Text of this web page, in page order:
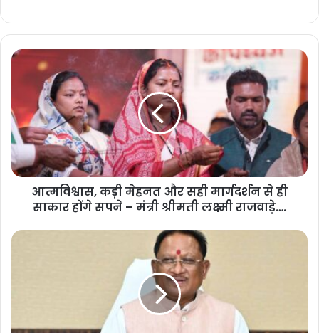
आत्मविश्वास, कड़ी मेहनत और सही मार्गदर्शन से ही
साकार होंगे सपने – मंत्री श्रीमती लक्ष्मी राजवाड़े….